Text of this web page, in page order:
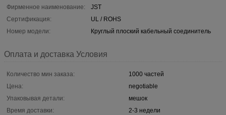
Фирменное наименование:
JST
Сертификация:
UL / ROHS
Номер модели:
Круглый плоский кабельный соединитель
Оплата и доставка Условия
Количество мин заказа:
1000 частей
Цена:
negotiable
Упаковывая детали:
мешок
Время доставки:
2-3 недели